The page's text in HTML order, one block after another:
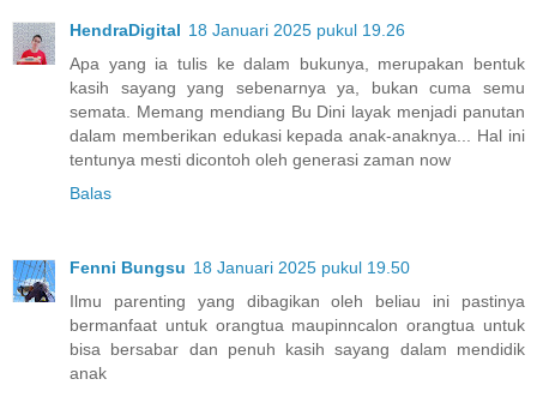
HendraDigital 18 Januari 2025 pukul 19.26
Apa yang ia tulis ke dalam bukunya, merupakan bentuk
kasih sayang yang sebenarnya ya, bukan cuma semu
semata. Memang mendiang Bu Dini layak menjadi panutan
dalam memberikan edukasi kepada anak-anaknya... Hal ini
tentunya mesti dicontoh oleh generasi zaman now
Balas
Fenni Bungsu 18 Januari 2025 pukul 19.50
Ilmu parenting yang dibagikan oleh beliau ini pastinya
bermanfaat untuk orangtua maupinncalon orangtua untuk
bisa bersabar dan penuh kasih sayang dalam mendidik
anak